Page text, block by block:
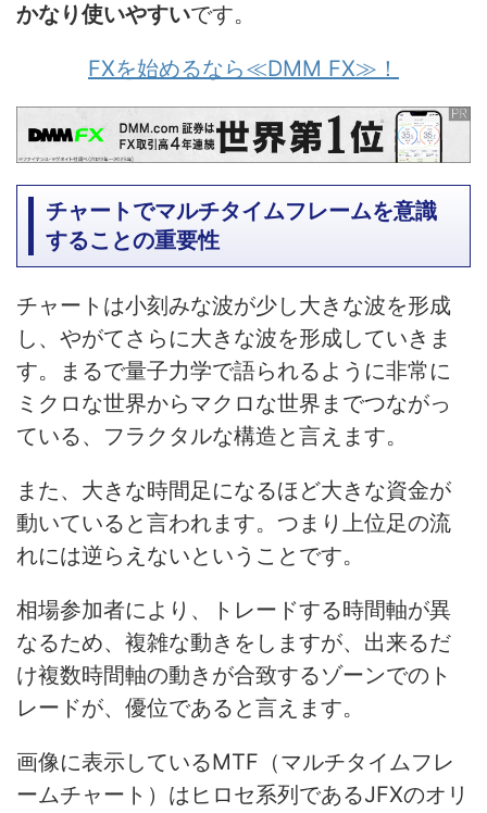
かなり使いやすいです。
FXを始めるなら≪DMM FX≫！
チャートでマルチタイムフレームを意識
することの重要性
チャートは小刻みな波が少し大きな波を形成
し、やがてさらに大きな波を形成していきま
す。まるで量子力学で語られるように非常に
ミクロな世界からマクロな世界までつながっ
ている、フラクタルな構造と言えます。
また、大きな時間足になるほど大きな資金が
動いていると言われます。つまり上位足の流
れには逆らえないということです。
相場参加者により、トレードする時間軸が異
なるため、複雑な動きをしますが、出来るだ
け複数時間軸の動きが合致するゾーンでのト
レードが、優位であると言えます。
画像に表示しているMTF（マルチタイムフレ
ームチャート）はヒロセ系列であるJFXのオリ